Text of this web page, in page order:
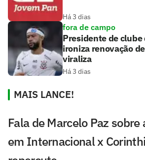
Há 3 dias
fora de campo
Presidente de clube
ironiza renovação
viraliza
Há 3 dias
MAIS LANCE!
Fala de Marcelo Paz
em Internacional x